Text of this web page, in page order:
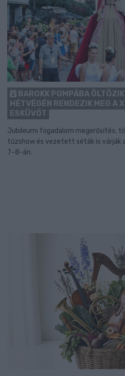
BAROKK POMPÁBA
HÉTVÉGÉN RENDEZIK MEG A
ESKÜVŐT
Jubileumi fogadalom megerősítés,
tűzshow és vezetett séták is várják
7–8-án.